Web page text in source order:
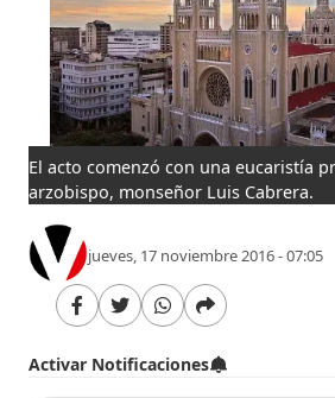
El acto comenzó con una eucaristía
arzobispo, monseñor Luis Cabrera.
jueves, 17 noviembre 2016 - 07:05
Activar Notificaciones